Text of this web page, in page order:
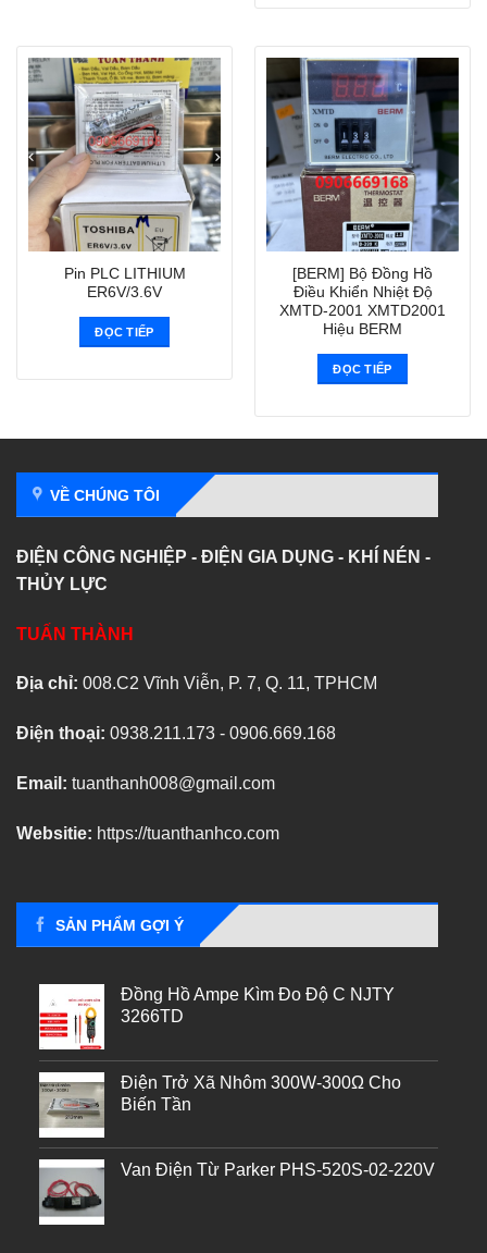
Pin PLC LITHIUM
ER6V/3.6V
ĐỌC TIẾP
[BERM] Bộ Đồng Hồ
Điều Khiển Nhiệt Độ
XMTD-2001 XMTD2001
Hiệu BERM
ĐỌC TIẾP
VỀ CHÚNG TÔI
ĐIỆN CÔNG NGHIỆP - ĐIỆN GIA DỤNG - KHÍ NÉN -
THỦY LỰC
TUẤN THÀNH
Địa chỉ: 008.C2 Vĩnh Viễn, P. 7, Q. 11, TPHCM
Điện thoại: 0938.211.173 - 0906.669.168
Email: tuanthanh008@gmail.com
Websitie: https://tuanthanhco.com
SẢN PHẨM GỢI Ý
Đồng Hồ Ampe Kìm Đo Độ C NJTY
3266TD
Điện Trở Xã Nhôm 300W-300Ω Cho
Biến Tần
Van Điện Từ Parker PHS-520S-02-220V